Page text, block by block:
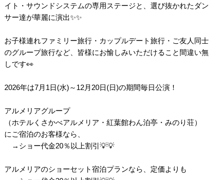
イト・サウンドシステムの専用ステージと、選び抜かれたダン
サー達が華麗に演出✨✨
お子様連れファミリー旅行・カップルデート旅行・ご友人同士
のグループ旅行など、皆様にお愉しみいただけること間違い無
しです👀
2026年は7月1日(水)～12月20日(日)の期間毎日公演！
アルメリアグループ
（ホテルくさかべアルメリア・紅葉館わん泊亭・みのり荘）
にご宿泊のお客様なら、
→ショー代金20％以上割引💡💡
アルメリアのショーセット宿泊プランなら、定価よりも